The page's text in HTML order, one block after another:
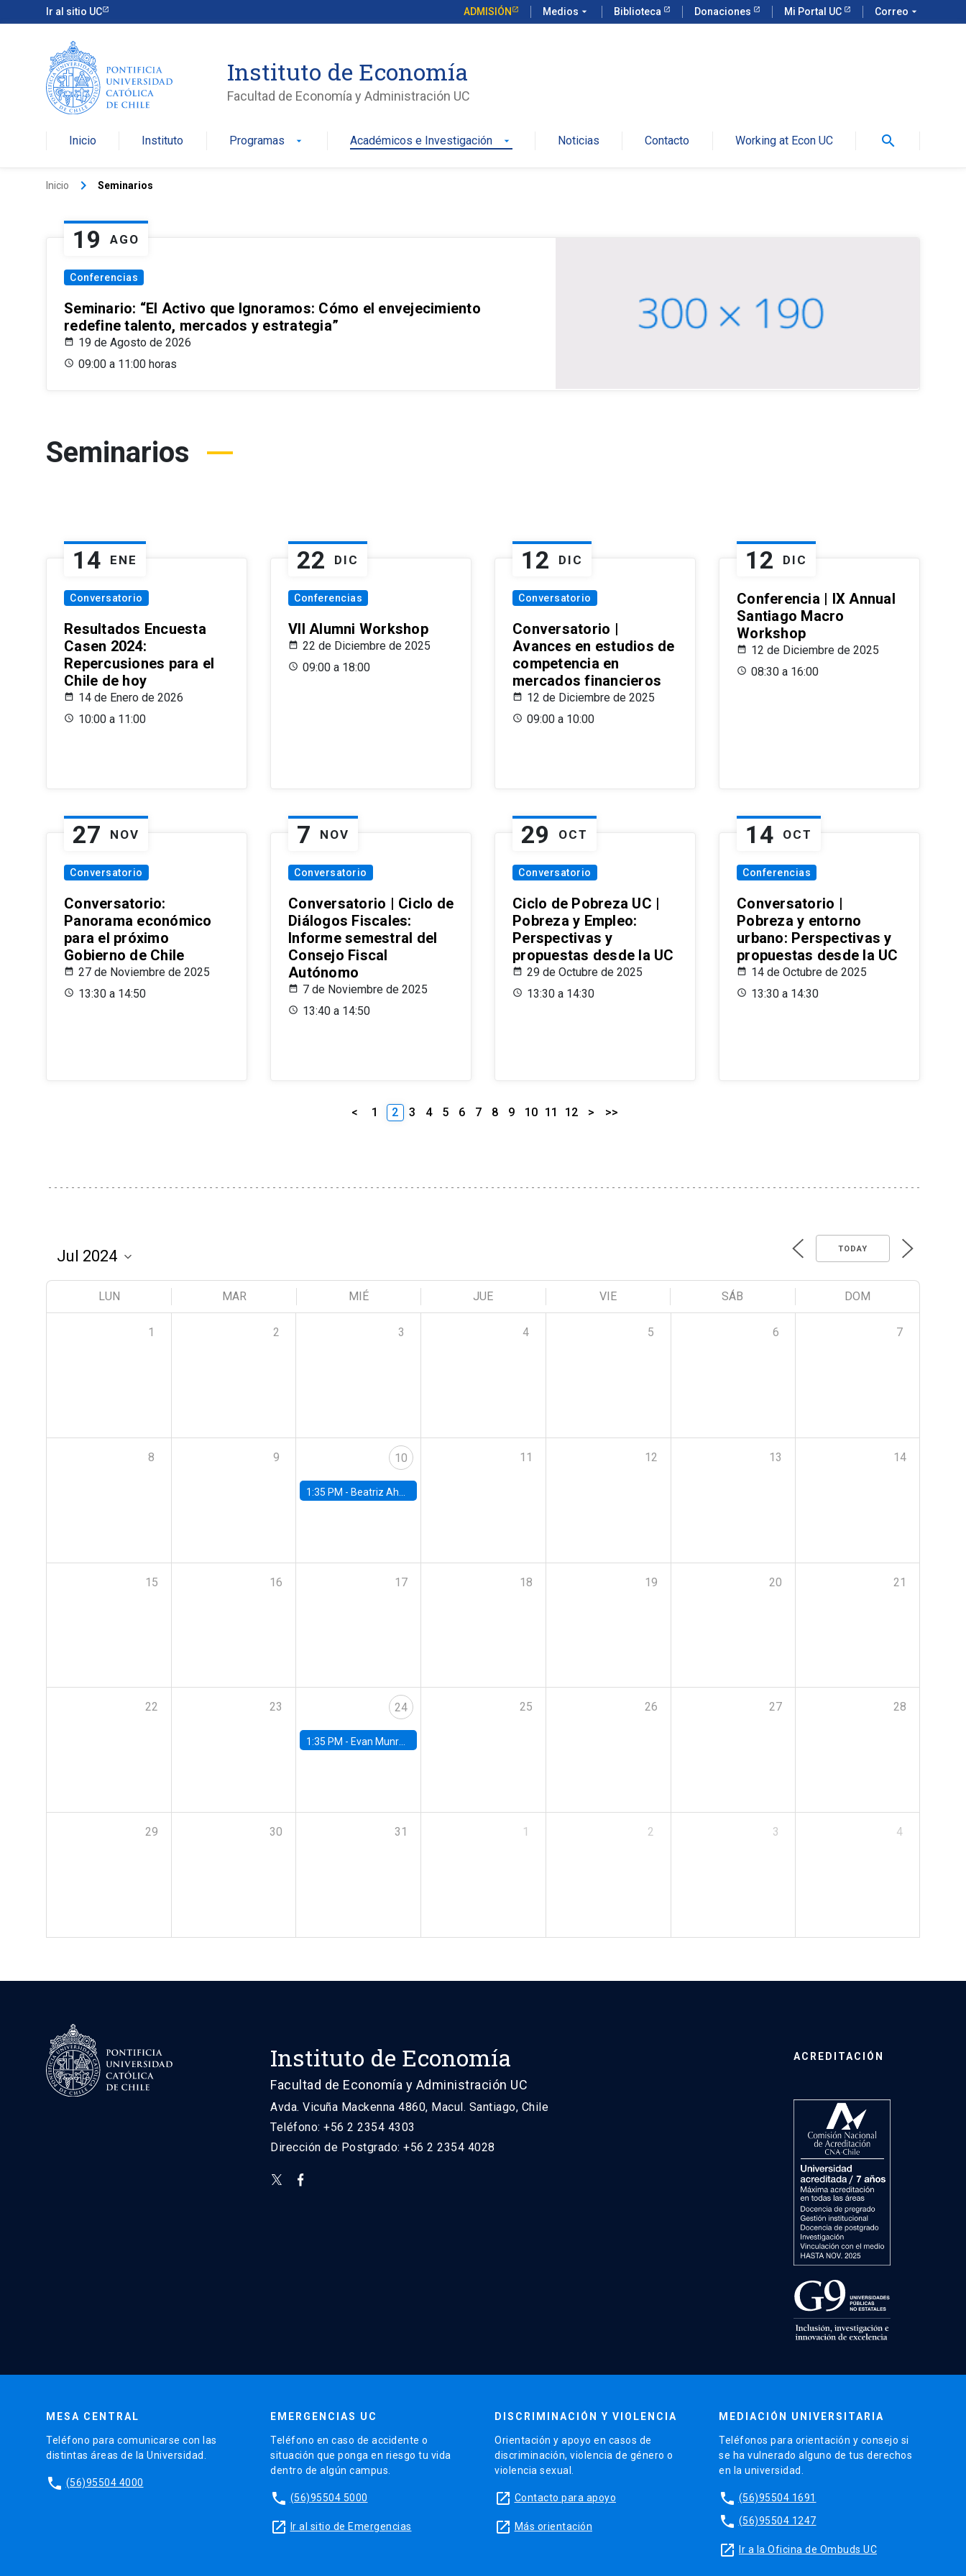
Ir al sitio UC ADMISIÓN Medios arrow_drop_down Biblioteca Donaciones Mi Portal UC Correo arrow_drop_down
Instituto de Economía
Facultad de Economía y Administración UC
Inicio Instituto Programas arrow_drop_down Académicos e Investigación arrow_drop_down Noticias Contacto Working at Econ UC search
Inicio keyboard_arrow_right Seminarios
19 AGO
Conferencias
Seminario: “El Activo que Ignoramos: Cómo el envejecimiento
redefine talento, mercados y estrategia”
19 de Agosto de 2026
09:00 a 11:00 horas
Seminarios
14 ENE
Conversatorio
Resultados Encuesta
Casen 2024:
Repercusiones para el
Chile de hoy
14 de Enero de 2026
10:00 a 11:00
22 DIC
Conferencias
VII Alumni Workshop
22 de Diciembre de 2025
09:00 a 18:00
12 DIC
Conversatorio
Conversatorio |
Avances en estudios de
competencia en
mercados financieros
12 de Diciembre de 2025
09:00 a 10:00
12 DIC
Conferencia | IX Annual
Santiago Macro
Workshop
12 de Diciembre de 2025
08:30 a 16:00
27 NOV
Conversatorio
Conversatorio:
Panorama económico
para el próximo
Gobierno de Chile
27 de Noviembre de 2025
13:30 a 14:50
7 NOV
Conversatorio
Conversatorio | Ciclo de
Diálogos Fiscales:
Informe semestral del
Consejo Fiscal
Autónomo
7 de Noviembre de 2025
13:40 a 14:50
29 OCT
Conversatorio
Ciclo de Pobreza UC |
Pobreza y Empleo:
Perspectivas y
propuestas desde la UC
29 de Octubre de 2025
13:30 a 14:30
14 OCT
Conferencias
Conversatorio |
Pobreza y entorno
urbano: Perspectivas y
propuestas desde la UC
14 de Octubre de 2025
13:30 a 14:30
< 1 2 3 4 5 6 7 8 9 10 11 12 > >>
TODAY
LUN MAR MIÉ JUE VIE SÁB DOM
1 2 3 4 5 6 7
8 9 10
1:35 PM - Beatriz Ahumada, PhD candidate, Universidad de Pittsburgh
11 12 13 14
15 16 17 18 19 20 21
22 23 24
1:35 PM - Evan Munro, Neyman Visiting Assistant Professor in the Department of Statistics at UC Berkeley
25 26 27 28
29 30 31 1 2 3 4
Instituto de Economía
Facultad de Economía y Administración UC
Avda. Vicuña Mackenna 4860, Macul. Santiago, Chile
Teléfono: +56 2 2354 4303
Dirección de Postgrado: +56 2 2354 4028
ACREDITACIÓN
MESA CENTRAL
Teléfono para comunicarse con las
distintas áreas de la Universidad.
phone (56)95504 4000
EMERGENCIAS UC
Teléfono en caso de accidente o
situación que ponga en riesgo tu vida
dentro de algún campus.
phone (56)95504 5000
launch Ir al sitio de Emergencias
DISCRIMINACIÓN Y VIOLENCIA
Orientación y apoyo en casos de
discriminación, violencia de género o
violencia sexual.
launch Contacto para apoyo
launch Más orientación
MEDIACIÓN UNIVERSITARIA
Teléfonos para orientación y consejo si
se ha vulnerado alguno de tus derechos
en la universidad.
phone (56)95504 1691
phone (56)95504 1247
launch Ir a la Oficina de Ombuds UC